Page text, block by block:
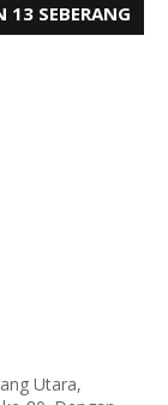
13 SEBERANG
Utara,